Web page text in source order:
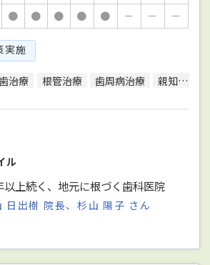
● ● ● ● ● － － －
実施
治療 根管治療 歯周病治療 親知らず治療
ル
以上続く、地元に根づく歯科医院
日出樹 院長、杉山 陽子 さん